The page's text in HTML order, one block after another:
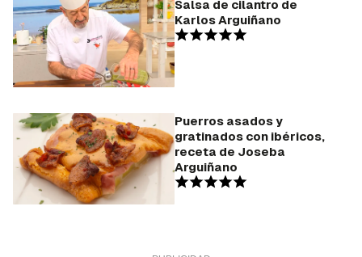
Salsa de cilantro de
Karlos Arguiñano
Puerros asados y
gratinados con ibéricos,
receta de Joseba
Arguiñano